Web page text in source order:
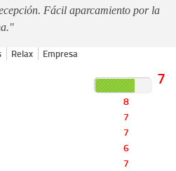
Fácil aparcamiento por la
Relax Empresa
7
8
7
7
6
7